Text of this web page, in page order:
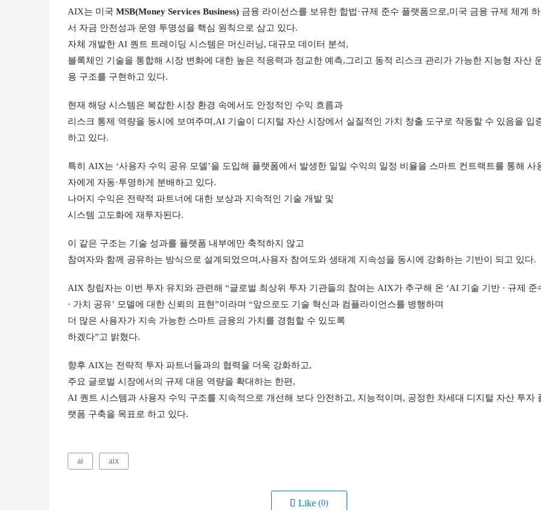
AIX는 미국 MSB(Money Services Business) 금융 라이선스를 보유한 합법·규제 준수 플랫폼으로,미국 금융 규제 체계
서 자금 안전성과 운영 투명성을 핵심 원칙으로 삼고 있다.
자체 개발한 AI 퀀트 트레이딩 시스템은 머신러닝, 대규모 데이터 분석,
블록체인 기술을 통합해 시장 변화에 대한 높은 적응력과 정교한 예측,그리고 동적 리스크 관리가 가능한 지능형 자산
용 구조를 구현하고 있다.
현재 해당 시스템은 복잡한 시장 환경 속에서도 안정적인 수익 흐름과
리스크 통제 역량을 동시에 보여주며,AI 기술이 디지털 자산 시장에서 실질적인 가치 창출 도구로 작동할 수 있음을 입
하고 있다.
특히 AIX는 ‘사용자 수익 공유 모델’을 도입해 플랫폼에서 발생한 일일 수익의 일정 비율을 스마트 컨트랙트를 통해 사
자에게 자동·투명하게 분배하고 있다.
나머지 수익은 전략적 파트너에 대한 보상과 지속적인 기술 개발 및
시스템 고도화에 재투자된다.
이 같은 구조는 기술 성과를 플랫폼 내부에만 축적하지 않고
참여자와 함께 공유하는 방식으로 설계되었으며,사용자 참여도와 생태계 지속성을 동시에 강화하는 기반이 되고 있다.
AIX 창립자는 이번 투자 유치와 관련해 “글로벌 최상위 투자 기관들의 참여는 AIX가 추구해 온 ‘AI 기술 기반 · 규제 준
· 가치 공유’ 모델에 대한 신뢰의 표현”이라며 “앞으로도 기술 혁신과 컴플라이언스를 병행하며
더 많은 사용자가 지속 가능한 스마트 금융의 가치를 경험할 수 있도록
하겠다”고 밝혔다.
향후 AIX는 전략적 투자 파트너들과의 협력을 더욱 강화하고,
주요 글로벌 시장에서의 규제 대응 역량을 확대하는 한편,
AI 퀀트 시스템과 사용자 수익 구조를 지속적으로 개선해 보다 안전하고, 지능적이며, 공정한 차세대 디지털 자산 투자
랫폼 구축을 목표로 하고 있다.
ai aix
Like (0)